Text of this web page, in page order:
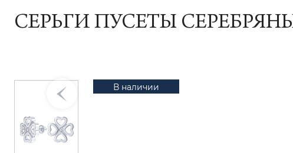
СЕРЬГИ ПУСЕТЫ
В наличии